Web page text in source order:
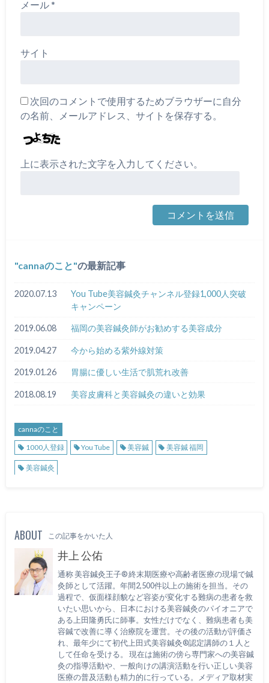
メール*
サイト
次回のコメントで使用するためブラウザーに自分
の名前、メールアドレス、サイトを保存する。
上に表示された文字を入力してください。
cannaのこと の最新記事
2020.07.13
You Tube美容鍼灸チャンネル登録1,000人突破
キャンペーン
2019.06.08 福岡の美容鍼灸師がお勧めする美容成分
2019.04.27 今から始める紫外線対策
2019.01.26 胃腸に優しい生活で肌荒れ改善
2018.08.19 美容皮膚科と美容鍼灸の違いと効果
cannaのこと
1000人登録
You Tube 美容鍼 美容鍼 福岡
美容鍼灸
ABOUT この記事をかいた人
井上 公佑
通称 美容鍼灸王子® 終末期医療や高齢者医療の現場で鍼
灸師として活躍。年間2,500件以上の施術を担当。その
過程で、仮面様顔貌など容姿が変化する難病の患者を救
いたい思いから、日本における美容鍼灸のパイオニアで
ある上田隆勇氏に師事。女性だけでなく、難病患者も美
容鍼で改善に導く治療院を運営。その後の活動が評価さ
れ、最年少にて初代上田式美容鍼灸®認定講師の１人と
して任命を受ける。 現在は施術の傍ら専門家への美容鍼
灸の指導活動や、一般向けの講演活動を行い正しい美容
医療の普及活動も精力的に行っている。メディア取材実